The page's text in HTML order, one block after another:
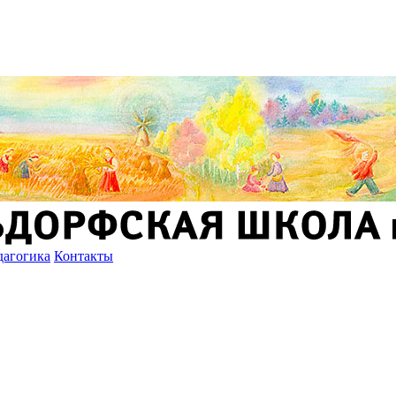
Контакты